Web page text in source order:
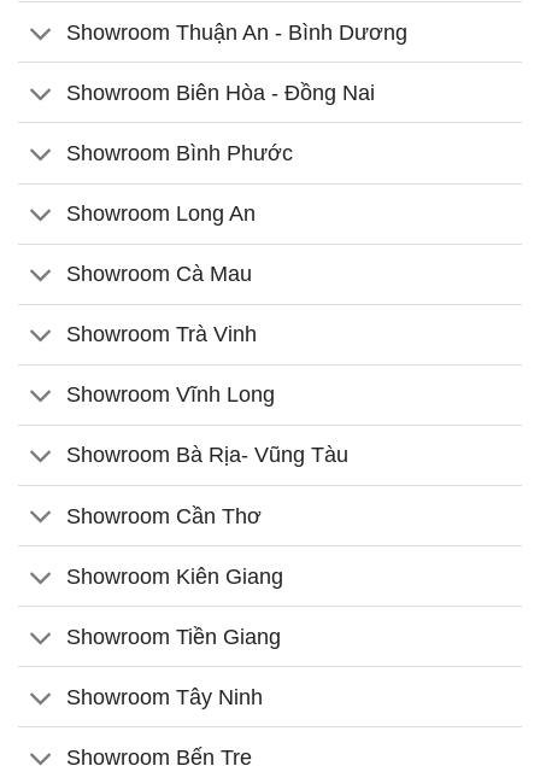
Showroom Thuận An - Bình Dương
Showroom Biên Hòa - Đồng Nai
Showroom Bình Phước
Showroom Long An
Showroom Cà Mau
Showroom Trà Vinh
Showroom Vĩnh Long
Showroom Bà Rịa- Vũng Tàu
Showroom Cần Thơ
Showroom Kiên Giang
Showroom Tiền Giang
Showroom Tây Ninh
Showroom Bến Tre